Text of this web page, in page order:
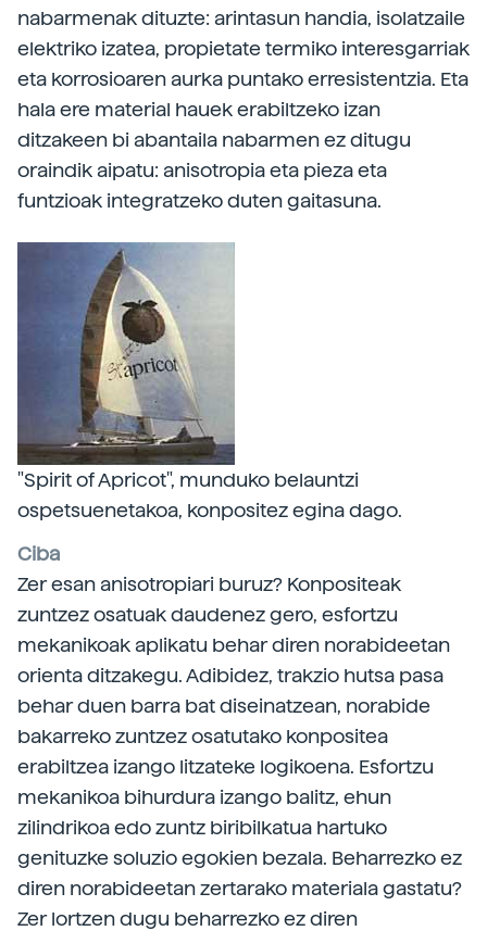
nabarmenak dituzte: arintasun handia, isolatzaile
elektriko izatea, propietate termiko interesgarriak
eta korrosioaren aurka puntako erresistentzia. Eta
hala ere material hauek erabiltzeko izan
ditzakeen bi abantaila nabarmen ez ditugu
oraindik aipatu: anisotropia eta pieza eta
funtzioak integratzeko duten gaitasuna.
"Spirit of Apricot", munduko belauntzi
ospetsuenetakoa, konpositez egina dago.
Ciba
Zer esan anisotropiari buruz? Konpositeak
zuntzez osatuak daudenez gero, esfortzu
mekanikoak aplikatu behar diren norabideetan
orienta ditzakegu. Adibidez, trakzio hutsa pasa
behar duen barra bat diseinatzean, norabide
bakarreko zuntzez osatutako konpositea
erabiltzea izango litzateke logikoena. Esfortzu
mekanikoa bihurdura izango balitz, ehun
zilindrikoa edo zuntz biribilkatua hartuko
genituzke soluzio egokien bezala. Beharrezko ez
diren norabideetan zertarako materiala gastatu?
Zer lortzen dugu beharrezko ez diren